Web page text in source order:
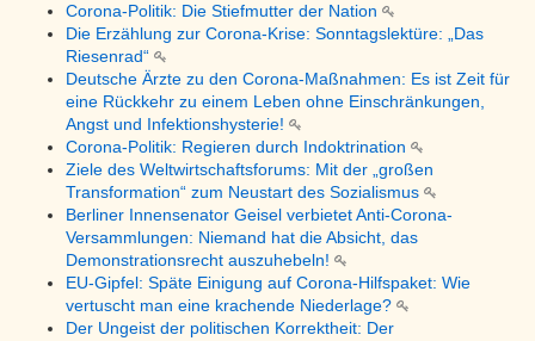
Corona-Politik: Die Stiefmutter der Nation
Die Erzählung zur Corona-Krise: Sonntagslektüre: „Das
Riesenrad“
Deutsche Ärzte zu den Corona-Maßnahmen: Es ist Zeit für
eine Rückkehr zu einem Leben ohne Einschränkungen,
Angst und Infektionshysterie!
Corona-Politik: Regieren durch Indoktrination
Ziele des Weltwirtschaftsforums: Mit der „großen
Transformation“ zum Neustart des Sozialismus
Berliner Innensenator Geisel verbietet Anti-Corona-
Versammlungen: Niemand hat die Absicht, das
Demonstrationsrecht auszuhebeln!
EU-Gipfel: Späte Einigung auf Corona-Hilfspaket: Wie
vertuscht man eine krachende Niederlage?
Der Ungeist der politischen Korrektheit: Der